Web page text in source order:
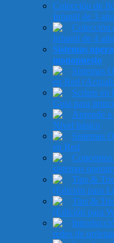
Colección de
Infantil de 3
Colección
Infantil de 4
Sistemas
monopuesto
Sistemas
en Red
Scripts en
Guia para
Nivel básico
Sistemas
en Red
sistemas
Tips &
(Edición para
Tips &
(Edición para
redes de